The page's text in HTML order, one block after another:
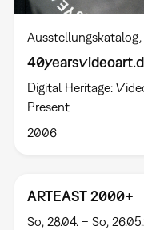
Ausstellungskatalog
Digital Heritage:
Present
2006
ARTEAST 2000+
So, 28.04. – So,